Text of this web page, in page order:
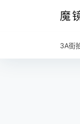
魔
3A街